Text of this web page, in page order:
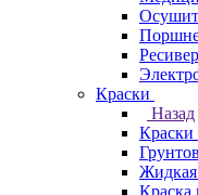
Краски
Назад
Краски
Жидкая
Краска